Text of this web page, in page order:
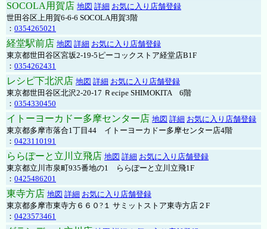
SOCOLA用賀店 地図 詳細 お気に入り店舗登録
世田谷区上用賀6-6-6 SOCOLA用賀3階
： 0354265021
経堂駅前店 地図 詳細 お気に入り店舗登録
東京都世田谷区宮坂2-19-5ピーコックストア経堂店B1F
： 0354262431
レシピ下北沢店 地図 詳細 お気に入り店舗登録
東京都世田谷区北沢2-20-17 Ｒecipe SHIMOKITA 6階
： 0354330450
イトーヨーカドー多摩センター店 地図 詳細 お気に入り店舗登録
東京都多摩市落合1丁目44 イトーヨーカドー多摩センター店4階
： 0423110191
ららぽーと立川立飛店 地図 詳細 お気に入り店舗登録
東京都立川市泉町935番地の1 ららぽーと立川立飛1F
： 0425486201
東寺方店 地図 詳細 お気に入り店舗登録
東京都多摩市東寺方６６０?１ サミットストア東寺方店２F
： 0423573461